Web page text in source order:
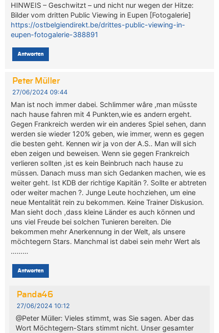
HINWEIS – Geschwitzt – und nicht nur wegen der Hitze:
Bilder vom dritten Public Viewing in Eupen [Fotogalerie]
https://ostbelgiendirekt.be/drittes-public-viewing-in-
eupen-fotogalerie-388891
Antworten
Peter Müller
27/06/2024 09:44
Man ist noch immer dabei. Schlimmer wâre ,man müsste
nach hause fahren mit 4 Punkten,wie es andern ergeht.
Gegen Frankreich werden wir ein anderes Spiel sehen, dann
werden sie wieder 120% geben, wie immer, wenn es gegen
die besten geht. Kennen wir ja von der A.S.. Man will sich
eben zeigen und beweisen. Wenn sie gegen Frankreich
verlieren sollten ,ist es kein Beinbruch nach hause zu
müssen. Danach muss man sich Gedanken machen, wie es
weiter geht. Ist KDB der richtige Kapitän ?. Sollte er abtreten
oder weiter machen ?. Junge Leute hochziehen, um eine
neue Mentalität rein zu bekommen. Keine Trainer Diskusion.
Man sieht doch ,dass kleine Länder es auch können und
uns viel Freude bei solchen Tunieren bereiten. Die
bekommen mehr Anerkennung in der Welt, als unsere
möchtegern Stars. Manchmal ist dabei sein mehr Wert als
………
Antworten
Panda46
27/06/2024 10:12
@Peter Müller: Vieles stimmt, was Sie sagen. Aber das
Wort Möchtegern-Stars stimmt nicht. Unser gesamter